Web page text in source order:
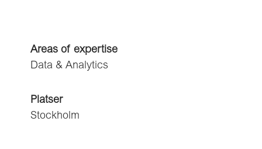
Areas of expertise
Data & Analytics
Platser
Stockholm